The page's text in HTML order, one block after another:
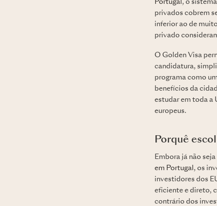
Portugal , o
privados cobrem
inferior ao de
privado
O Golden Visa
candidatura,
programa como
benefícios da
estudar em toda a
europeus.
Porquê
Embora já não
em Portugal , os
investidores dos
eficiente e direto,
contrário dos